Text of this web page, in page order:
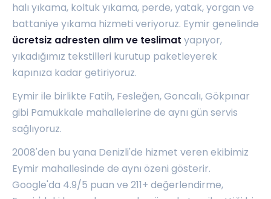
halı yıkama, koltuk yıkama, perde, yatak, yorgan ve
battaniye yıkama hizmeti veriyoruz. Eymir genelinde
ücretsiz adresten alım ve teslimat yapıyor,
yıkadığımız tekstilleri kurutup paketleyerek
kapınıza kadar getiriyoruz.
Eymir ile birlikte Fatih, Fesleğen,Goncalı,Gökpınar
gibi Pamukkale mahallelerine de aynı gün servis
sağlıyoruz.
2008'den bu yana Denizli'de hizmet veren ekibimiz
Eymir mahallesinde de aynı özeni gösterir.
Google'da 4.9/5 puan ve 211+ değerlendirme,